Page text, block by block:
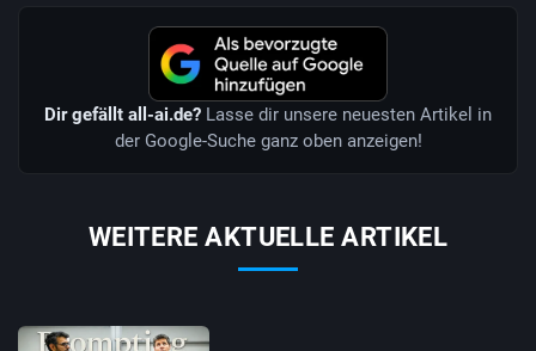
Dir gefällt all-ai.de? Lasse dir unsere neuesten Artikel in
der Google-Suche ganz oben anzeigen!
WEITERE AKTUELLE ARTIKEL